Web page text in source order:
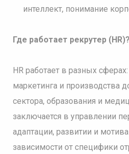
интеллект, понимание
Где работает рекрутер (HR)?
HR работает в разных
маркетинга и производства
сектора, образования и
заключается в управлении
адаптации, развитии и
зависимости от специфики